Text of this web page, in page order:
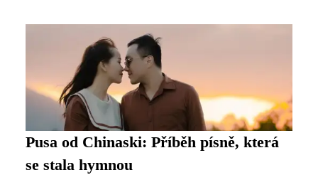
Pusa od Chinaski: Příběh písně, která
se stala hymnou